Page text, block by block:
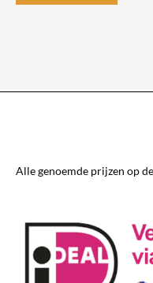
product
Alle genoemde prijzen op